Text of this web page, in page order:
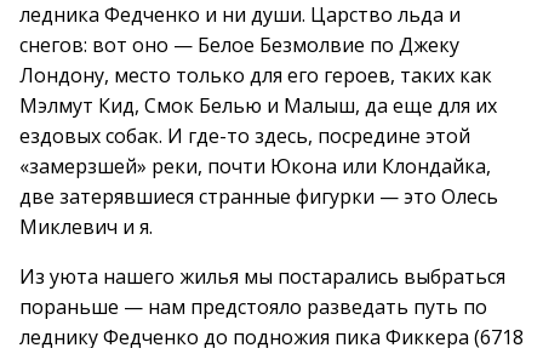
ледника Федченко и ни души. Царство льда и
снегов: вот оно — Белое Безмолвие по Джеку
Лондону, место только для его героев, таких как
Мэлмут Кид, Смок Белью и Малыш, да еще для их
ездовых собак. И где-то здесь, посредине этой
«замерзшей» реки, почти Юкона или Клондайка,
две затерявшиеся странные фигурки — это Олесь
Миклевич и я.
Из уюта нашего жилья мы постарались выбраться
пораньше — нам предстояло разведать путь по
леднику Федченко до подножия пика Фиккера (6718